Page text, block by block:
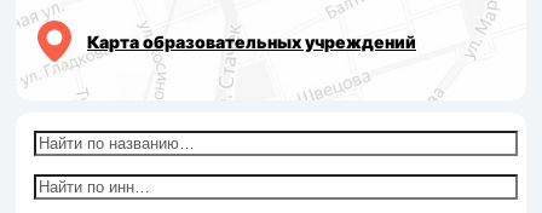
Карта образовательных учреждений